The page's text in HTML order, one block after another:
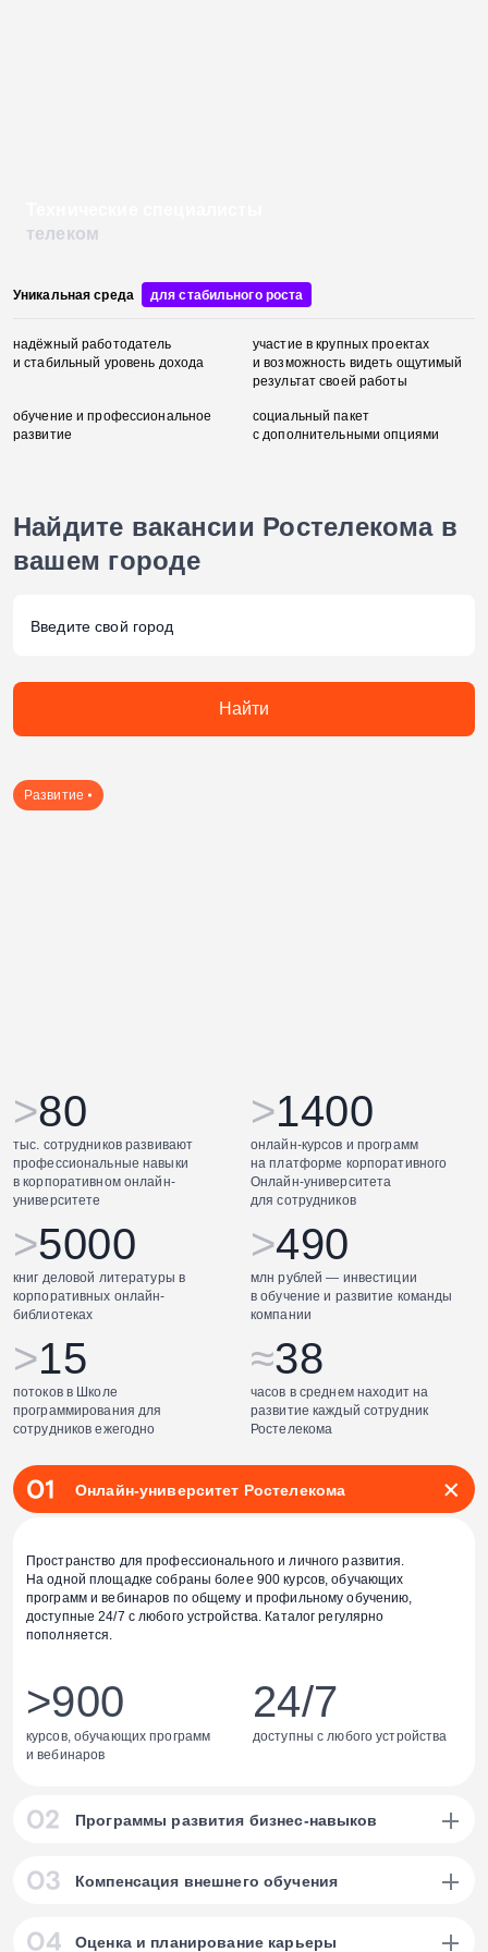
телеком
Уникальная среда для стабильного роста
надёжныйработодатель
и стабильный уровень дохода
участие в крупных проектах
и возможность видеть ощутимый
результат своей работы
обучениеи профессиональное
развитие
социальныйпакет
с дополнительными опциями
Найдите вакансии Ростелекома в
вашем городе
Найти
Развитие
>80
тыс. сотрудников развивают
профессиональные навыки
в корпоративном онлайн-
университете
>490
млн рублей — инвестиции
в обучение и развитие команды
компании
>1400
онлайн-курсов и программ
на платформе корпоративного
Онлайн-университета
для сотрудников
>15
потоков в Школе
программирования для
сотрудников ежегодно
>5000
книг деловой литературы в
корпоративных онлайн-
библиотеках
≈38
часов в среднем находит на
развитие каждый сотрудник
Ростелекома
Онлайн-университет Ростелекома
Пространство для профессионального и личного развития.
На одной площадке собраны более 900 курсов, обучающих
программ и вебинаров по общему и профильному обучению,
доступные 24/7 с любого устройства. Каталог регулярно
пополняется.
>900
курсов, обучающих программ
и вебинаров
24/7
доступны с любого устройства
Программы развития бизнес-навыков
составлены в коллаборации с ведущими вузами и онлайн-школами:
Курс iMBA
Компенсация внешнего обучения
Сотрудники могут пройти обучение по программам компаний-
Оценка и планирование карьеры